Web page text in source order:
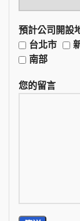
預計公司開設
台北市
南部
您的留言